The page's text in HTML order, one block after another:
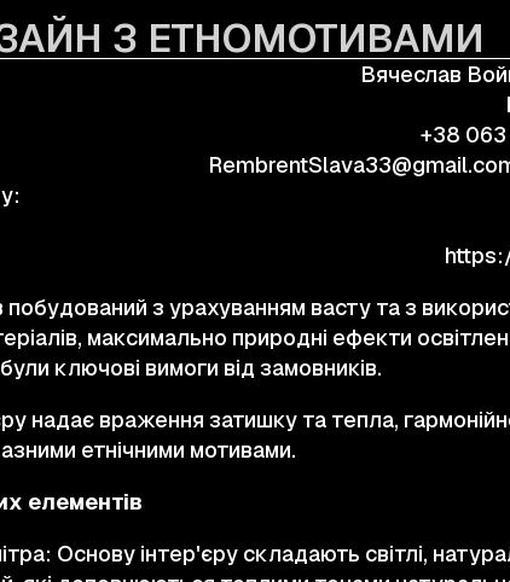
КОНТАКТИ
З ЕТНОМОТИВАМИ
Вячеслав
+38
побудований з урахуванням васту та з
максимально природні ефекти
ключові вимоги від замовників.
надає враження затишку та тепла,
етнічними мотивами.
елементів
Основу інтер'єру складають світлі,